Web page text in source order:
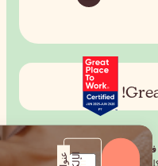
متناول يدك.